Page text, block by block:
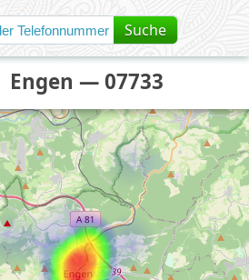
Suche
Engen — 07733